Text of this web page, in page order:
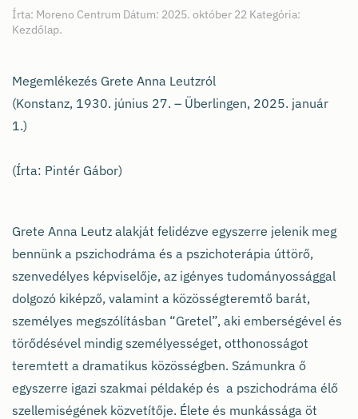
Írta: Moreno Centrum Dátum: 2025. október 22 Kategória:
Kezdőlap.
Megemlékezés Grete Anna Leutzról
(Konstanz, 1930. június 27. – Überlingen, 2025. január
1.)
(Írta: Pintér Gábor)
Grete Anna Leutz alakját felidézve egyszerre jelenik meg
bennünk a pszichodráma és a pszichoterápia úttörő,
szenvedélyes képviselője, az igényes tudományossággal
dolgozó kiképző, valamint a közösségteremtő barát,
személyes megszólításban “Gretel”, aki emberségével és
törődésével mindig személyességet, otthonosságot
teremtett a dramatikus közösségben. Számunkra ő
egyszerre igazi szakmai példakép és a pszichodráma élő
szellemiségének közvetítője. Élete és munkássága öt